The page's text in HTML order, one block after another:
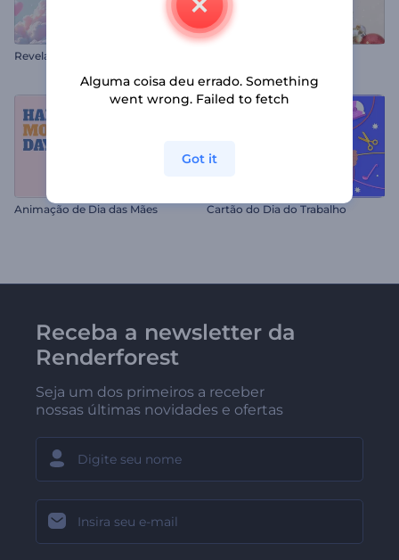
Animação de Dia das Mães Cartão do Dia do Trabalho
Receba a newsletter da
Renderforest
Seja um dos primeiros a receber
nossas últimas novidades e ofertas
Alguma coisa deu errado. Something
went wrong. Failed to fetch
Got it